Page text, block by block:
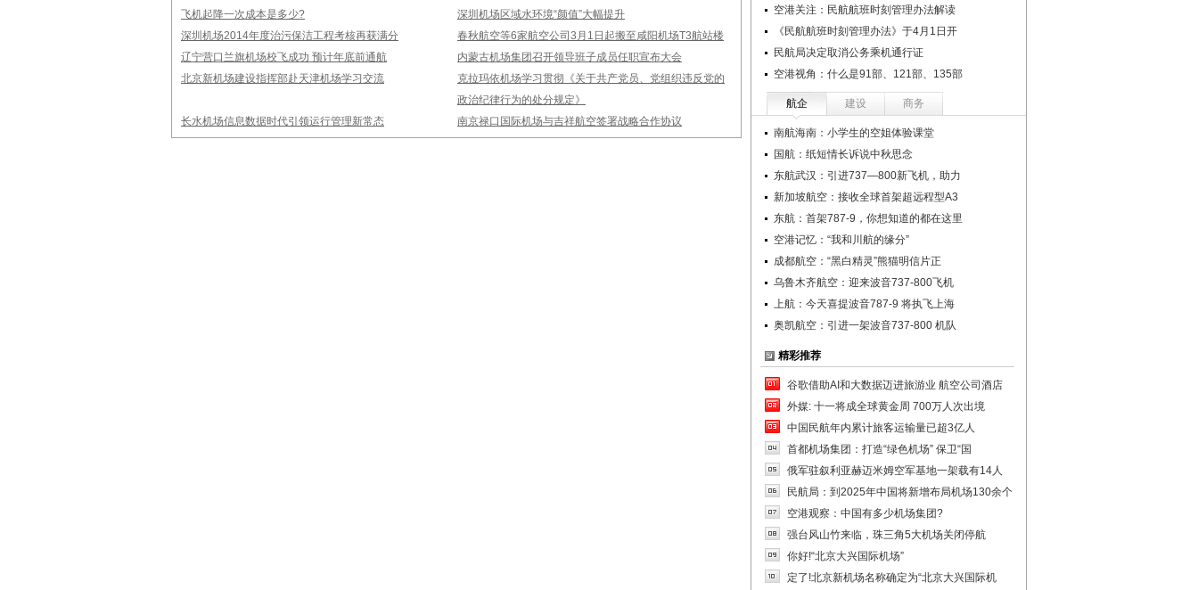
飞机起降一次成本是多少?
深圳机场区域水环境“颜值”大幅提升
深圳机场2014年度治污保洁工程考核再获满分
春秋航空等6家航空公司3月1日起搬至咸阳机场T3航站楼
辽宁营口兰旗机场校飞成功 预计年底前通航
内蒙古机场集团召开领导班子成员任职宣布大会
北京新机场建设指挥部赴天津机场学习交流
克拉玛依机场学习贯彻《关于共产党员、党组织违反党的
政治纪律行为的处分规定》
长水机场信息数据时代引领运行管理新常态
南京禄口国际机场与吉祥航空签署战略合作协议
空港关注：民航航班时刻管理办法解读
《民航航班时刻管理办法》于4月1日开
民航局决定取消公务乘机通行证
空港视角：什么是91部、121部、135部
航企 建设 商务
南航海南：小学生的空姐体验课堂
国航：纸短情长诉说中秋思念
东航武汉：引进737—800新飞机，助力
新加坡航空：接收全球首架超远程型A3
东航：首架787-9，你想知道的都在这里
空港记忆：“我和川航的缘分”
成都航空：“黑白精灵”熊猫明信片正
乌鲁木齐航空：迎来波音737-800飞机
上航：今天喜提波音787-9 将执飞上海
奥凯航空：引进一架波音737-800 机队
精彩推荐
谷歌借助AI和大数据迈进旅游业 航空公司酒店
外媒: 十一将成全球黄金周 700万人次出境
中国民航年内累计旅客运输量已超3亿人
首都机场集团：打造“绿色机场” 保卫“国
俄军驻叙利亚赫迈米姆空军基地一架载有14人
民航局：到2025年中国将新增布局机场130余个
空港观察：中国有多少机场集团?
强台风山竹来临，珠三角5大机场关闭停航
你好!“北京大兴国际机场”
定了!北京新机场名称确定为“北京大兴国际机